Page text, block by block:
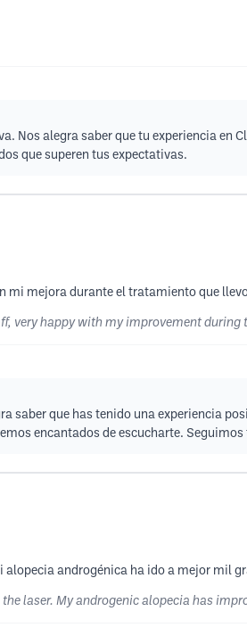
Nos alegra saber que tu experiencia
que superen tus expectativas.
mi mejora durante el tratamiento que
very happy with my improvement
saber que has tenido una experiencia
encantados de escucharte.
androgénica ha ido a mejor mil
laser. My androgenic alopecia has